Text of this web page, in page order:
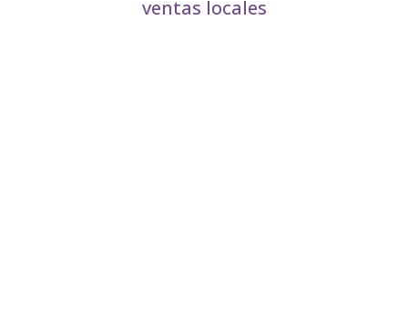
ventas locales